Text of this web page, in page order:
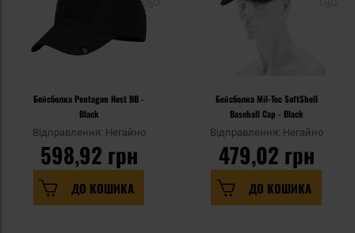
Бейсболка Pentagon Nest BB -
Black
Відправлення: Негайно
598,92 грн
ДО КОШИКА
Бейсболка Mil-Tec SoftShell
Baseball Cap - Black
Відправлення: Негайно
479,02 грн
ДО КОШИКА